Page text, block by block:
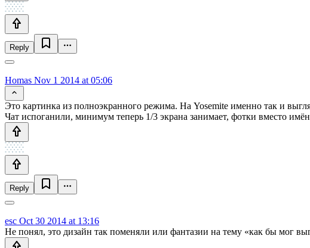
Reply
Homas Nov 1 2014 at 05:06
Это картинка из полноэкранного режима. На Yosemite именно так и
Чат испоганили, минимум теперь 1/3 экрана занимает, фотки вместо
Reply
esc Oct 30 2014 at 13:16
Не понял, это дизайн так поменяли или фантазии на тему «как бы мог